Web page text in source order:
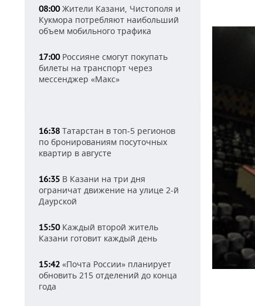
08:00Жители Казани, Чистополя и
Кукмора потребляют наибольший
объем мобильного трафика
17:00Россияне смогут покупать
билеты на транспорт через
мессенджер «Макс»
16:38 Татарстан в топ-5 регионов
по бронированиям посуточных
квартир в августе
16:35 В Казани на три дня
ограничат движение на улице 2-й
Даурской
15:50Каждый второй житель
Казани готовит каждый день
15:42 «Почта России» планирует
обновить 215 отделений до конца
года